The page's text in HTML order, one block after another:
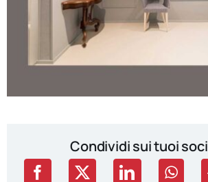
Condividi sui tuoi